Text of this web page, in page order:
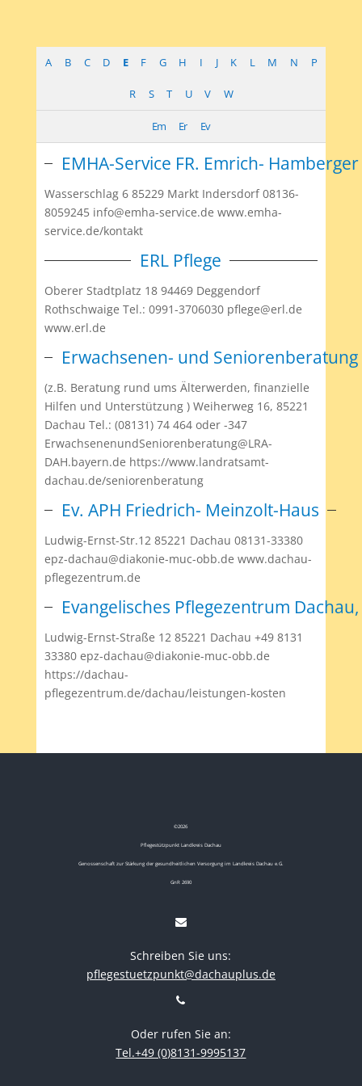
A B C D E F G H I J K L M N P
R S T U V W
Em Er Ev
EMHA-Service FR. Emrich- Hamberger
Wasserschlag 6 85229 Markt Indersdorf 08136-
8059245 info@emha-service.de www.emha-
service.de/kontakt
ERL Pflege
Oberer Stadtplatz 18 94469 Deggendorf
Rothschwaige Tel.: 0991-3706030 pflege@erl.de
www.erl.de
Erwachsenen- und
(z.B. Beratung rund ums Älterwerden, finanzielle
Hilfen und Unterstützung ) Weiherweg 16, 85221
Dachau Tel.: (08131) 74 464 oder -347
ErwachsenenundSeniorenberatung@LRA-
DAH.bayern.de https://www.landratsamt-
dachau.de/seniorenberatung
Ev. APH Friedrich- Meinzolt-Haus
Ludwig-Ernst-Str.12 85221 Dachau 08131-33380
epz-dachau@diakonie-muc-obb.de www.dachau-
pflegezentrum.de
Evangelisches Pflegezentrum
Ludwig-Ernst-Straße 12 85221 Dachau +49 8131
33380 epz-dachau@diakonie-muc-obb.de
https://dachau-
pflegezentrum.de/dachau/leistungen-kosten
©2026
Pflegestützpunkt Landkreis Dachau
Genossenschaft zur Stärkung der gesundheitlichen Versorgung im Landkreis Dachau e.G.
GnR 2690
Schreiben Sie uns:
pflegestuetzpunkt@dachauplus.de
Oder rufen Sie an:
Tel.+49 (0)8131-9995137